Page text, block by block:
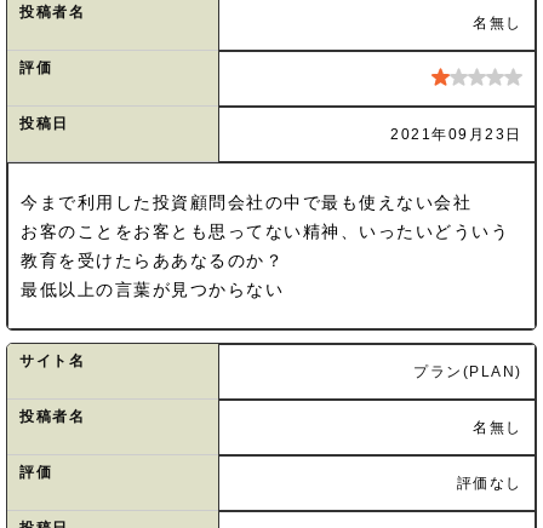
投稿者名
名無し
評価
投稿日
2021年09月23日
今まで利用した投資顧問会社の中で最も使えない会社
お客のことをお客とも思ってない精神、いったいどういう
教育を受けたらああなるのか？
最低以上の言葉が見つからない
サイト名
プラン(PLAN)
投稿者名
名無し
評価
評価なし